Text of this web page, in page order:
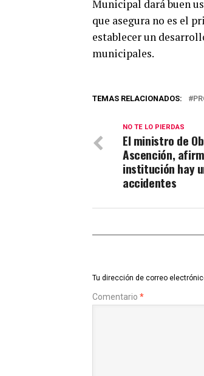
Municipal dará buen
que asegura no es el
establecer un
municipales.
TEMAS RELACIONADOS:
NO TE LO PIERDAS
El ministro de
Ascención,
institución hay
accidentes
Tu dirección de correo
Comentario *